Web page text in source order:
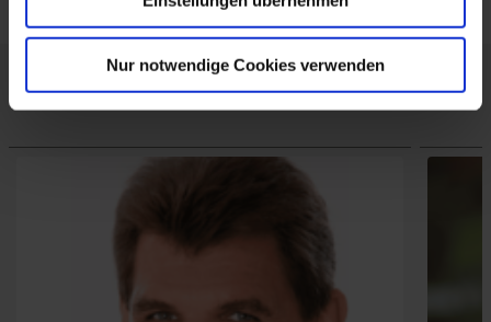
Nur notwendige Cookies verwenden
Zu den Personen: